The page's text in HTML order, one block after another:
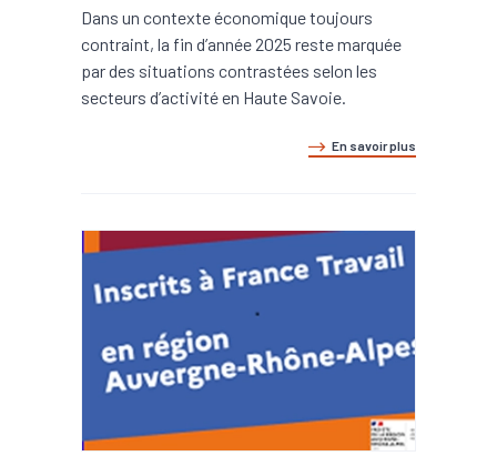
Dans un contexte économique toujours
contraint, la fin d’année 2025 reste marquée
par des situations contrastées selon les
secteurs d’activité en Haute Savoie.
En savoir plus